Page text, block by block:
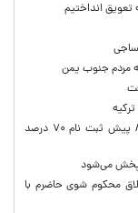
تعویق انداختیم
مردم جنوب یمن
صدور بیش از ۹۰ درصد هدایت تحصیلی نهمی ها/ پیش ثبت نام ۷۰ درصد
پخش می‌شود
محکوم شوی حاضرم با